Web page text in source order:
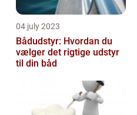
04 july 2023
Bådudstyr: Hvordan du
vælger det rigtige udstyr
til din båd